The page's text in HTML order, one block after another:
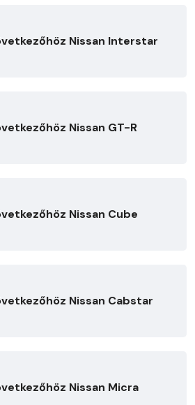
Nissan Interstar
Nissan GT-R
Nissan Cube
Nissan Cabstar
Nissan Micra